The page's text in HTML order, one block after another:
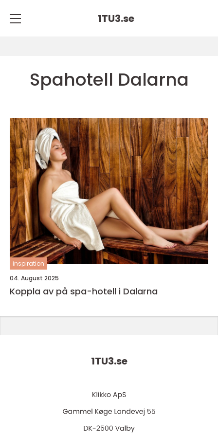
1TU3.se
Spahotell Dalarna
inspiration
04. August 2025
Koppla av på spa-hotell i Dalarna
1TU3.se